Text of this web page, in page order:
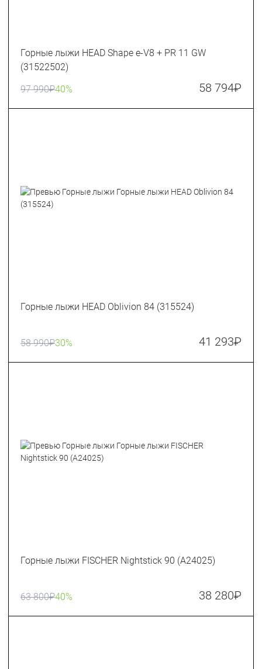
Горные лыжи HEAD Shape e-V8 + PR 11 GW
(31522502)
97 990₽40% 58 794₽
Горные лыжи HEAD Oblivion 84 (315524)
58 990₽30% 41 293₽
Горные лыжи FISCHER Nightstick 90 (A24025)
63 800₽40% 38 280₽